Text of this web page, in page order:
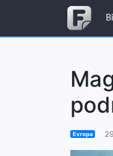
Evropa